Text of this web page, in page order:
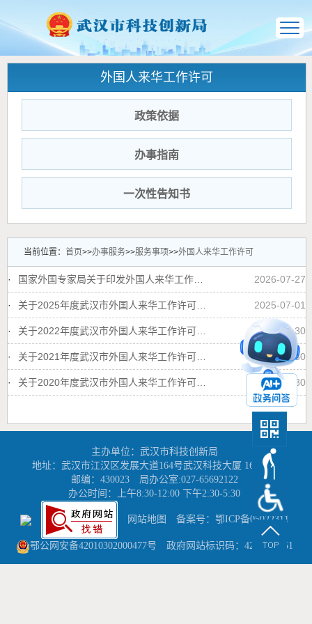
外国人来华工作许可
政策依据
办事指南
一次性告知书
当前位置： 首页>>办事服务>>服务事项>>外国人来华工作许可
2026-07-27
·
2025-07-01
·
2022-06-30
·
2021-06-30
·
2020-06-30
·
主办单位：武汉市科技创新局
地址：武汉市江汉区发展大道164号武汉科技大厦 16-17楼
邮编：430023
局办公室:027-65692122
办公时间：上午8:30-12:00 下午2:30-5:30
网站地图 备案号：鄂ICP备05022311
鄂公网安备42010302000477号 政府网站标识码：4201000051